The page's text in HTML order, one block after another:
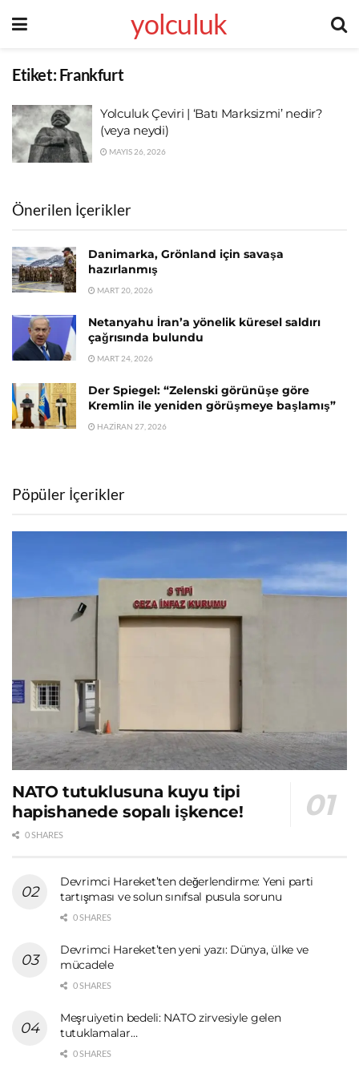
yolculuk
Etiket:Frankfurt
Yolculuk Çeviri | ‘Batı Marksizmi’ nedir?
(veya neydi)
MAYIS 26, 2026
Önerilen İçerikler
Danimarka, Grönland için savaşa
hazırlanmış
MART 20, 2026
Netanyahu İran’a yönelik küresel saldırı
çağrısında bulundu
MART 24, 2026
Der Spiegel: “Zelenski görünüşe göre
Kremlin ile yeniden görüşmeye başlamış”
HAZIRAN 27, 2026
Pöpüler İçerikler
NATO tutuklusuna kuyu tipi
hapishanede sopalı işkence!
0 SHARES
Devrimci Hareket’ten değerlendirme: Yeni parti
tartışması ve solun sınıfsal pusula sorunu
0 SHARES
Devrimci Hareket’ten yeni yazı: Dünya, ülke ve
mücadele
0 SHARES
Meşruiyetin bedeli: NATO zirvesiyle gelen
tutuklamalar…
0 SHARES